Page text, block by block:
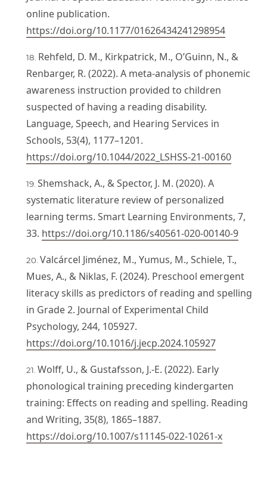
online publication.
https://doi.org/10.1177/01626434241298954
Rehfeld, D. M., Kirkpatrick, M., O’Guinn, N., &
Renbarger, R. (2022). A meta-analysis of phonemic
awareness instruction provided to children
suspected of having a reading disability.
Language, Speech, and Hearing Services in
Schools, 53(4), 1177–1201.
https://doi.org/10.1044/2022_LSHSS-21-00160
Shemshack, A., & Spector, J. M. (2020). A
systematic literature review of personalized
learning terms. Smart Learning Environments, 7,
33. https://doi.org/10.1186/s40561-020-00140-9
Valcárcel Jiménez, M., Yumus, M., Schiele, T.,
Mues, A., & Niklas, F. (2024). Preschool emergent
literacy skills as predictors of reading and spelling
in Grade 2. Journal of Experimental Child
Psychology, 244, 105927.
https://doi.org/10.1016/j.jecp.2024.105927
Wolff, U., & Gustafsson, J.-E. (2022). Early
phonological training preceding kindergarten
training: Effects on reading and spelling. Reading
and Writing, 35(8), 1865–1887.
https://doi.org/10.1007/s11145-022-10261-x